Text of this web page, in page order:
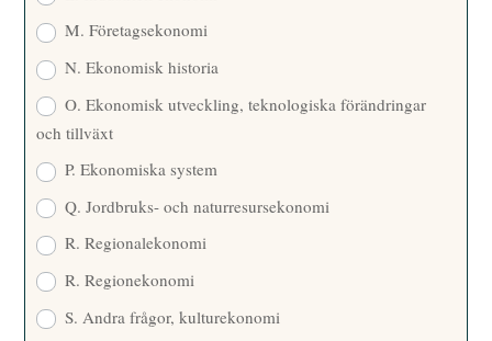
M. Företagsekonomi
N. Ekonomisk historia
O. Ekonomisk utveckling, teknologiska förändringar
och tillväxt
P. Ekonomiska system
Q. Jordbruks- och naturresursekonomi
R. Regionalekonomi
R. Regionekonomi
S. Andra frågor, kulturekonomi